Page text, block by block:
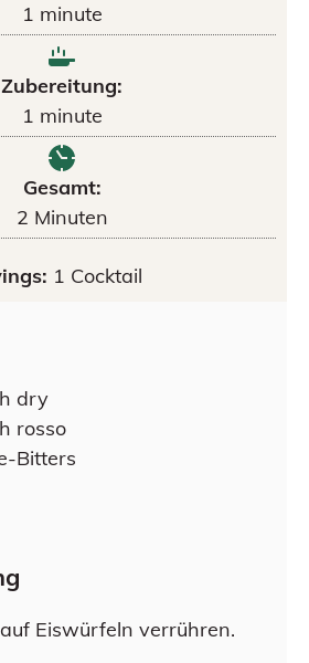
1 minute
Zubereitung:
1 minute
Gesamt:
2 Minuten
1 Cocktail
dry
rosso
Bitters
Eiswürfeln verrühren.